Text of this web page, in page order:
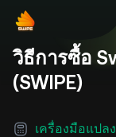
วิธีการซื้อ
(SWIPE)
เครื่องมือแปล